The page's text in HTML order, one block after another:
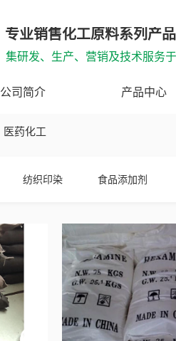
公司简介 产品中心
专业销售化工原料系列产品
集研发、生产、营销及技术服务
医药化工
纺织印染 食品添加剂